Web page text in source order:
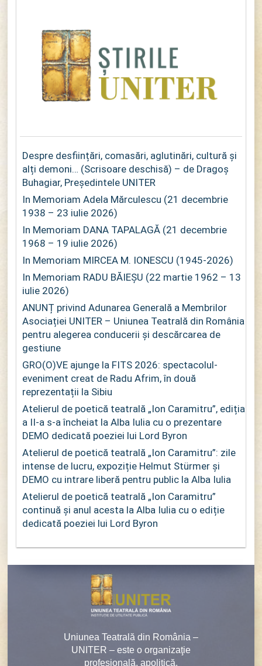
Despre desființări, comasări, aglutinări, cultură și
alți demoni… (Scrisoare deschisă) – de Dragoș
Buhagiar, Președintele UNITER
In Memoriam Adela Mărculescu (21 decembrie
1938 – 23 iulie 2026)
In Memoriam DANA TAPALAGĂ (21 decembrie
1968 – 19 iulie 2026)
In Memoriam MIRCEA M. IONESCU (1945-2026)
In Memoriam RADU BĂIEȘU (22 martie 1962 – 13
iulie 2026)
ANUNȚ privind Adunarea Generală a Membrilor
Asociației UNITER – Uniunea Teatrală din România
pentru alegerea conducerii și descărcarea de
gestiune
GRO(O)VE ajunge la FITS 2026: spectacolul-
eveniment creat de Radu Afrim, în două
reprezentații la Sibiu
Atelierul de poetică teatrală „Ion Caramitru”, ediția
a II-a s-a încheiat la Alba Iulia cu o prezentare
DEMO dedicată poeziei lui Lord Byron
Atelierul de poetică teatrală „Ion Caramitru”: zile
intense de lucru, expoziție Helmut Stürmer și
DEMO cu intrare liberă pentru public la Alba Iulia
Atelierul de poetică teatrală „Ion Caramitru”
continuă și anul acesta la Alba Iulia cu o ediție
dedicată poeziei lui Lord Byron
Uniunea Teatrală din România –
UNITER – este o organizaţie
profesională, apolitică,